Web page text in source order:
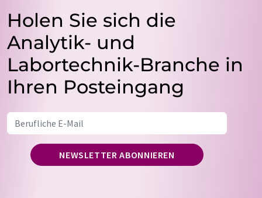
Holen Sie sich die
Analytik- und
Labortechnik-Branche in
Ihren Posteingang
NEWSLETTER ABONNIEREN